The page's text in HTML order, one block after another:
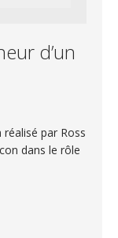
d’un
par Ross
dans le rôle